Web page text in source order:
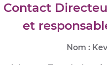
Contact
et
Nom :